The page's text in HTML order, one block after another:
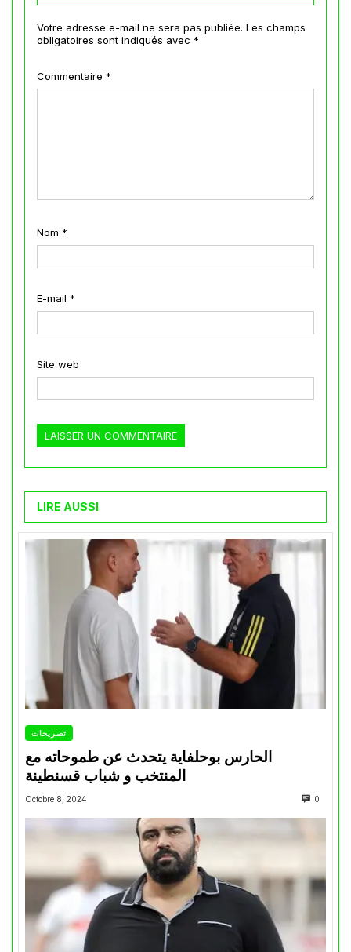
Votre adresse e-mail ne sera pas publiée. Les champs
obligatoires sont indiqués avec *
Commentaire *
Nom *
E-mail *
Site web
LIRE AUSSI
تصريحات
الحارس بوحلفاية يتحدث عن طموحاته مع
المنتخب و شباب قسنطينة
Octobre 8, 2024 0